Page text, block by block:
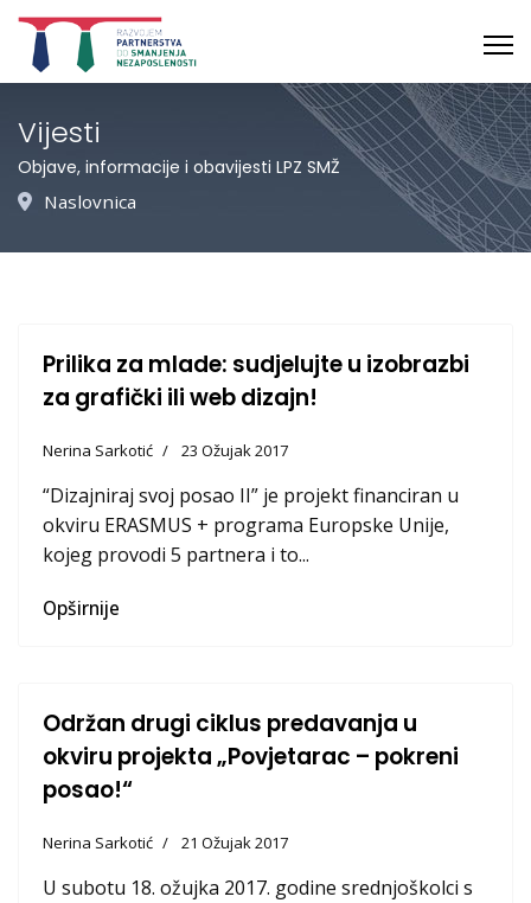
Vijesti
Objave, informacije i obavijesti LPZ SMŽ
Naslovnica
Prilika za mlade: sudjelujte u izobrazbi
za grafički ili web dizajn!
Nerina Sarkotić 23 Ožujak 2017
“Dizajniraj svoj posao II” je projekt financiran u
okviru ERASMUS + programa Europske Unije,
kojeg provodi 5 partnera i to...
Opširnije
Održan drugi ciklus predavanja u
okviru projekta „Povjetarac – pokreni
posao!“
Nerina Sarkotić 21 Ožujak 2017
U subotu 18. ožujka 2017. godine srednjoškolci s